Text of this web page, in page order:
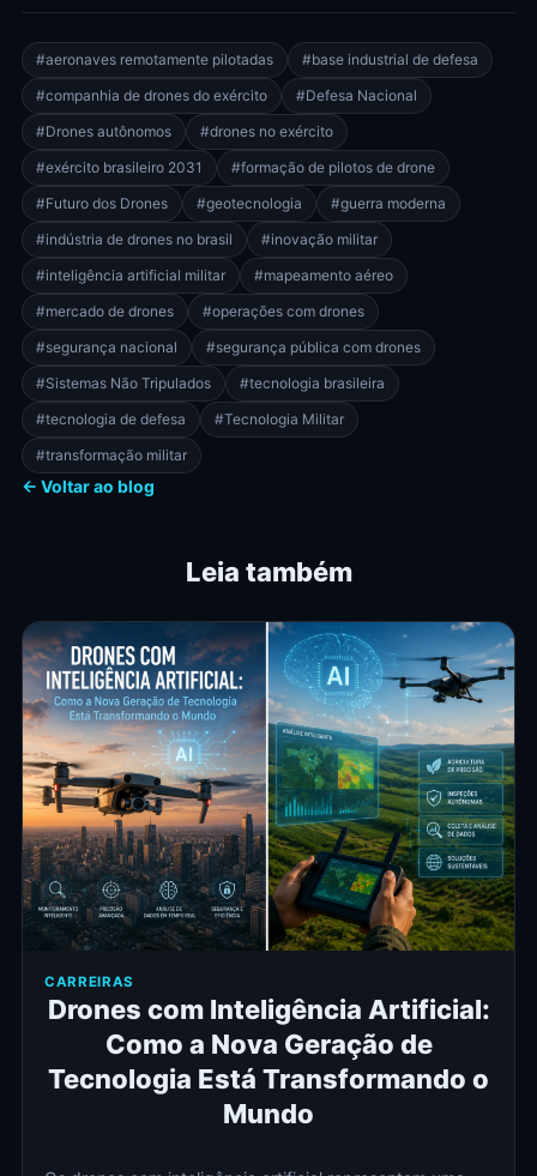
#aeronaves remotamente pilotadas
#base industrial de defesa
#companhia de drones do exército
#Defesa Nacional
#Drones autônomos
#drones no exército
#exército brasileiro 2031
#formação de pilotos de drone
#Futuro dos Drones
#geotecnologia
#guerra moderna
#indústria de drones no brasil
#inovação militar
#inteligência artificial militar
#mapeamento aéreo
#mercado de drones
#operações com drones
#segurança nacional
#segurança pública com drones
#Sistemas Não Tripulados
#tecnologia brasileira
#tecnologia de defesa
#Tecnologia Militar
#transformação militar
← Voltar ao blog
Leia também
CARREIRAS
Drones com Inteligência Artificial:
Como a Nova Geração de
Tecnologia Está Transformando o
Mundo